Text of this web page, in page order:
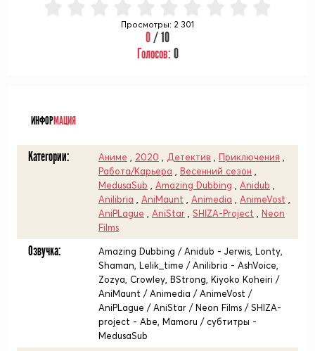
Просмотры: 2 301
0/ 10
Голосов: 0
ИНФОРМАЦИЯ
Категории: Аниме 2020 Детектив Приключения
Работа/Карьера
Весенний сезон
MedusaSub
Amazing Dubbing Anidub
Anilibria
AniMaunt Animedia AnimeVost
AniPLague
AniStar SHIZA-Project
Neon
Films
Озвучка:
Amazing Dubbing / Anidub - Jerwis, Lonty,
Shaman, Lelik_time / Anilibria - AshVoice,
Zozya, Crowley, BStrong, Kiyoko Koheiri /
AniMaunt / Animedia / AnimeVost /
AniPLague / AniStar / Neon Films / SHIZA-
project - Abe, Mamoru / субтитры -
MedusaSub